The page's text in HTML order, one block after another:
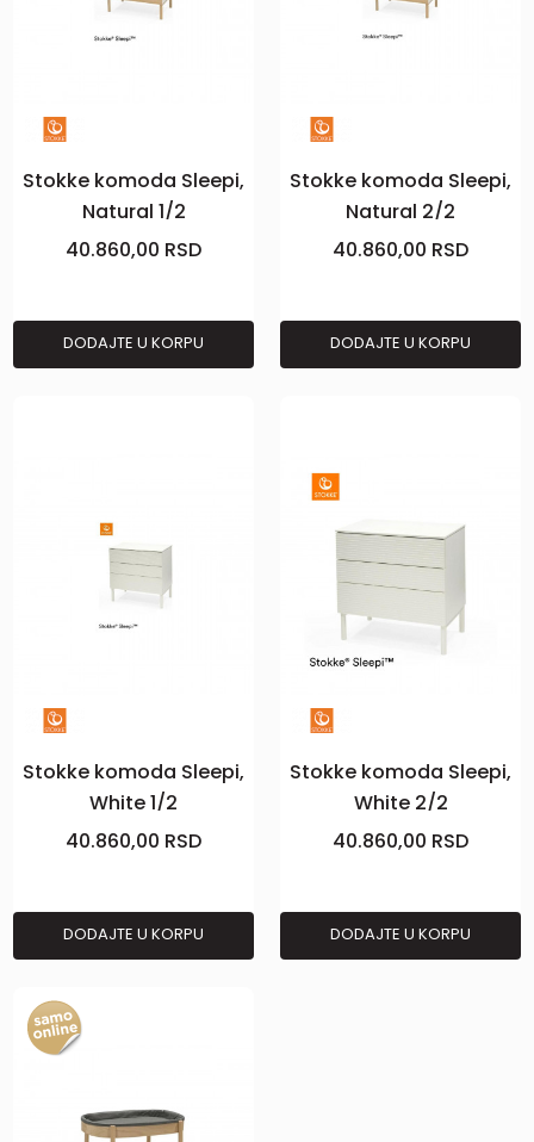
Stokke komoda Sleepi,
Natural 1/2
40.860,00 RSD
DODAJTE U KORPU
Stokke komoda Sleepi,
Natural 2/2
40.860,00 RSD
DODAJTE U KORPU
Stokke komoda Sleepi,
White 1/2
40.860,00 RSD
DODAJTE U KORPU
Stokke komoda Sleepi,
White 2/2
40.860,00 RSD
DODAJTE U KORPU